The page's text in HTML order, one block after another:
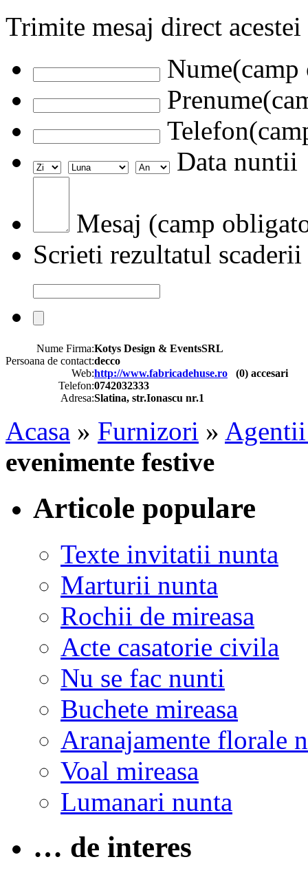
Trimite mesaj direct
Data nuntii
Mesaj (camp
Scrieti rezultatul scaderii
Nume Firma:Kotys Design & EventsSRL
Persoana de contact:decco
Web:http://www.fabricadehuse.ro (0) accesari
Telefon:0742032333
Adresa:Slatina, str.Ionascu nr.1
Acasa » Furnizori »
evenimente festive
Articole populare
Texte invitatii nunta
Marturii nunta
Rochii de mireasa
Acte casatorie civila
Nu se fac nunti
Buchete mireasa
Aranajamente florale
Voal mireasa
Lumanari nunta
… de interes